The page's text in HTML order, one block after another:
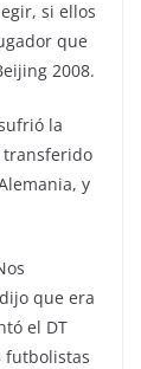
si ellos
que
2008.
la
transferido
y
que era
el DT
futbolistas